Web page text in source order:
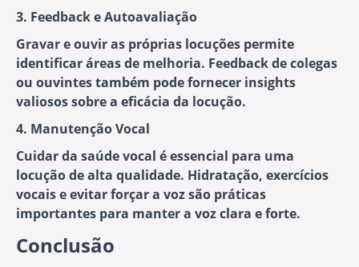
3. Feedback e Autoavaliação
Gravar e ouvir as próprias locuções permite
identificar áreas de melhoria. Feedback de colegas
ou ouvintes também pode fornecer insights
valiosos sobre a eficácia da locução.
4. Manutenção Vocal
Cuidar da saúde vocal é essencial para uma
locução de alta qualidade. Hidratação, exercícios
vocais e evitar forçar a voz são práticas
importantes para manter a voz clara e forte.
Conclusão